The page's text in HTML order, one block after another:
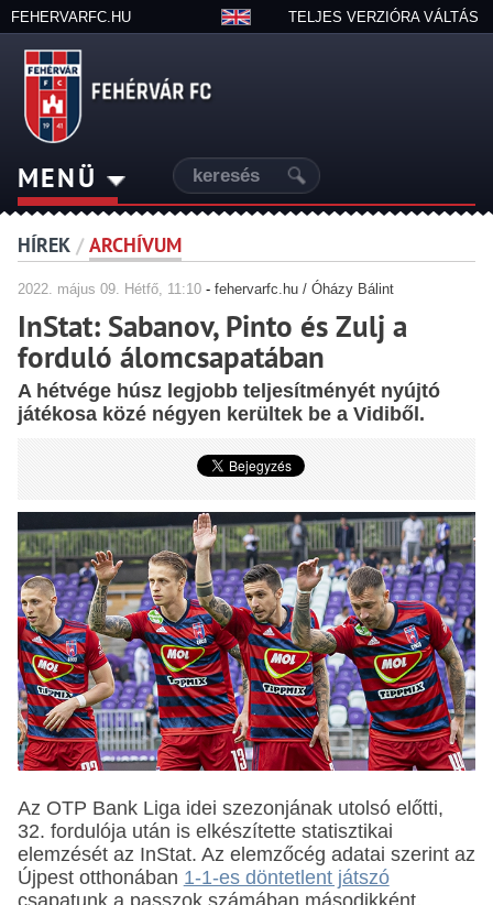
FEHERVARFC.HU TELJES VERZIÓRA VÁLTÁS
MENÜ
HÍREK / ARCHÍVUM
2022. május 09. Hétfő, 11:10- fehervarfc.hu / Óházy Bálint
InStat: Sabanov, Pinto és Zulj a
forduló álomcsapatában
A hétvége húsz legjobb teljesítményét nyújtó
játékosa közé négyen kerültek be a Vidiből.
Az OTP Bank Liga idei szezonjának utolsó előtti,
32. fordulója után is elkészítette statisztikai
elemzését az InStat. Az elemzőcég adatai szerint az
Újpest otthonában 1-1-es döntetlent játszó
csapatunk a passzok számában másodikként,